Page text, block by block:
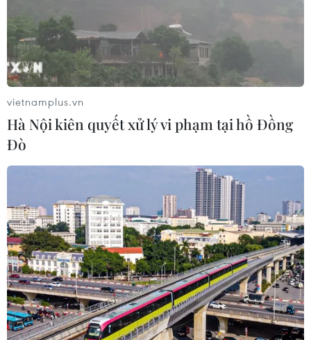
đốc thúc các Bộ và địa phương tăng cường kiểm soát
tải trọng phương tiện vận tải hàng hoá trên đường bộ.
Đồng Nai gặp nhiều khó khăn trong xử lý
xe chở quá tải
vietnamplus.vn
Hà Nội kiên quyết xử lý vi phạm tại hồ Đồng
Đò